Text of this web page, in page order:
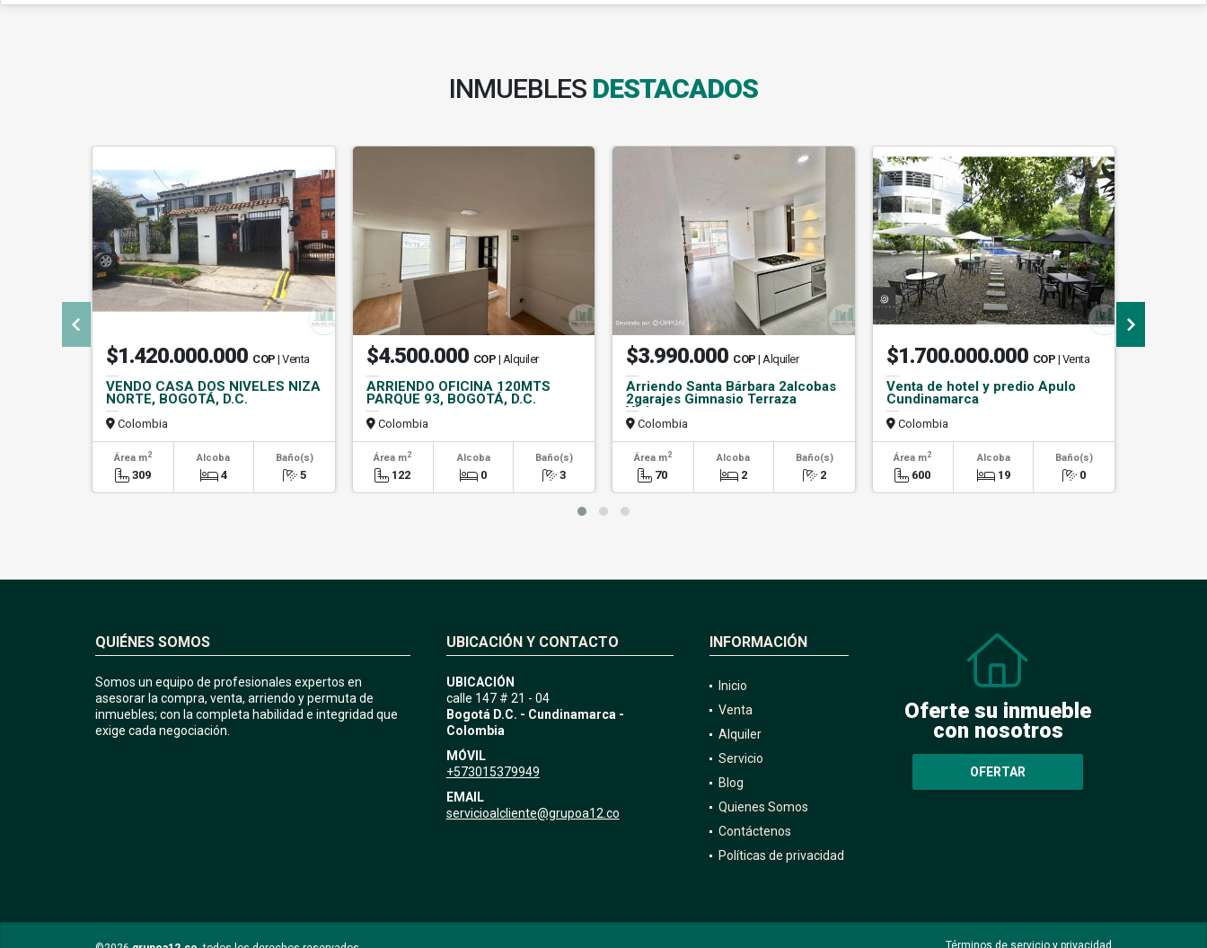
INMUEBLES DESTACADOS
$1.420.000.000 COP | Venta
VENDO CASA DOS NIVELES NIZA
NORTE, BOGOTÁ, D.C.
Colombia
Área m2
309
Alcoba
4
Baño(s)
5
$4.500.000 COP | Alquiler
ARRIENDO OFICINA 120MTS
PARQUE 93, BOGOTÁ, D.C.
Colombia
Área m2
122
Alcoba
0
Baño(s)
3
$3.990.000 COP | Alquiler
Arriendo Santa Bárbara 2alcobas
2garajes Gimnasio Terraza
Visitantes
Colombia
Área m2
70
Alcoba
2
Baño(s)
2
$1.700.000.000 COP | Venta
Venta de hotel y predio Apulo
Cundinamarca
Colombia
Área m2
600
Alcoba
19
Baño(s)
0
QUIÉNES SOMOS
Somos un equipo de profesionales expertos en
asesorar la compra, venta, arriendo y permuta de
inmuebles; con la completa habilidad e integridad que
exige cada negociación.
UBICACIÓN Y CONTACTO
UBICACIÓN
calle 147 # 21 - 04
Bogotá D.C. - Cundinamarca -
Colombia
MÓVIL
+573015379949
EMAIL
servicioalcliente@grupoa12.co
INFORMACIÓN
Inicio
Venta
Alquiler
Servicio
Blog
Quienes Somos
Contáctenos
Políticas de privacidad
Oferte su inmueble
con nosotros
OFERTAR
Términos de servicio y privacidad